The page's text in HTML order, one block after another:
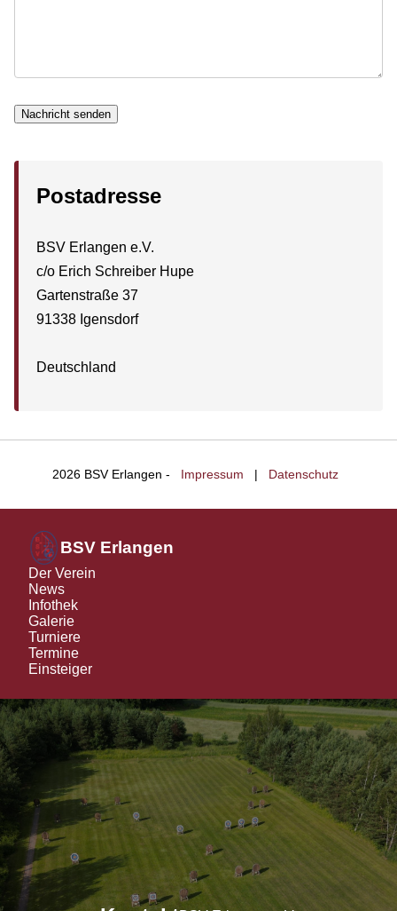
Nachricht senden
Postadresse
BSV Erlangen e.V.
c/o Erich Schreiber Hupe
Gartenstraße 37
91338 Igensdorf
Deutschland
2026 BSV Erlangen - Impressum | Datenschutz
BSV Erlangen
Der Verein
News
Infothek
Galerie
Turniere
Termine
Einsteiger